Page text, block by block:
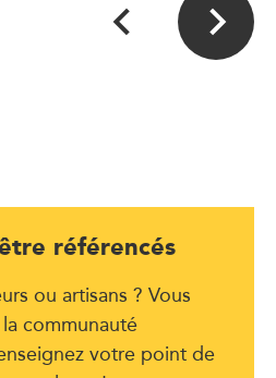
être référencés
ou artisans ? Vous
communauté
votre point de